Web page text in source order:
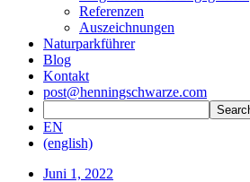
Referenzen
Auszeichnungen
Naturparkführer
Blog
Kontakt
post@henningschwarze.com
EN
(english)
Juni 1, 2022